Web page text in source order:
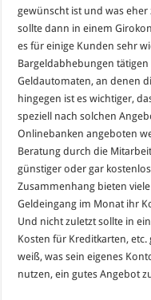
gewünscht ist und was
sollte dann in einem
es für einige Kunden sehr
Bargeldabhebungen
Geldautomaten, an denen
hingegen ist es wichtiger,
speziell nach solchen
Onlinebanken angeboten
Beratung durch die
günstiger oder gar
Zusammenhang bieten
Geldeingang im Monat ihr
Und nicht zuletzt sollte in
Kosten für Kreditkarten,
weiß, was sein eigenes
nutzen, ein gutes Angebot